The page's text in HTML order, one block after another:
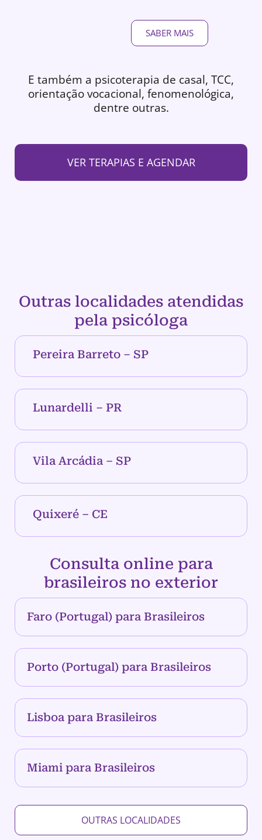
SABER MAIS
E também a psicoterapia de casal, TCC,
orientação vocacional, fenomenológica,
dentre outras.
VER TERAPIAS E AGENDAR
Outras localidades atendidas
pela psicóloga
Pereira Barreto – SP
Lunardelli – PR
Vila Arcádia – SP
Quixeré – CE
Consulta online para
brasileiros no exterior
Faro (Portugal) para Brasileiros
Porto (Portugal) para Brasileiros
Lisboa para Brasileiros
Miami para Brasileiros
OUTRAS LOCALIDADES